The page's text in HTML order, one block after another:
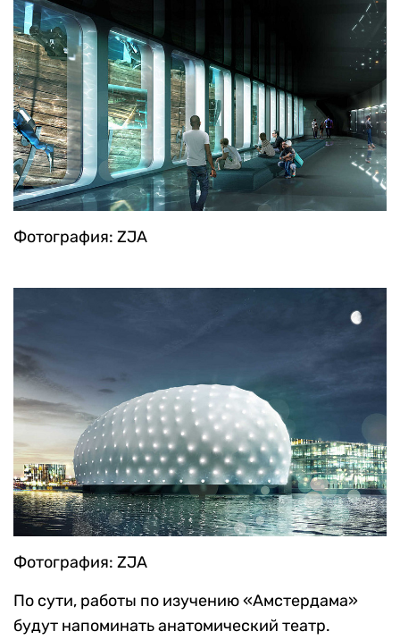
Фотография: ZJA
Фотография: ZJA
По сути, работы по изучению «Амстердама»
будут напоминать анатомический театр.